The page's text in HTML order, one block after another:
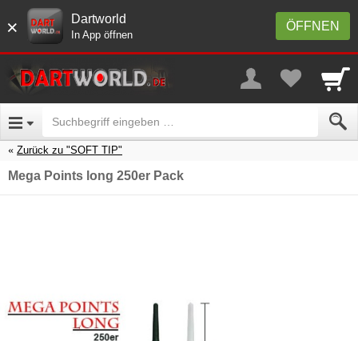
× ÖFFNEN
Dartworld
In App öffnen
Zurück zu "SOFT TIP"
Mega Points long 250er Pack